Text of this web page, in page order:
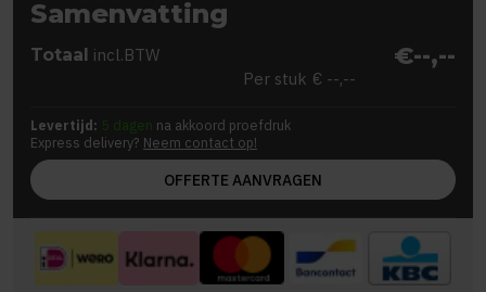
Samenvatting
Totaal incl.BTW €--,--
Per stuk € --,--
Levertijd: 5 dagen na akkoord proefdruk
Express delivery? Neem contact op!
OFFERTE AANVRAGEN